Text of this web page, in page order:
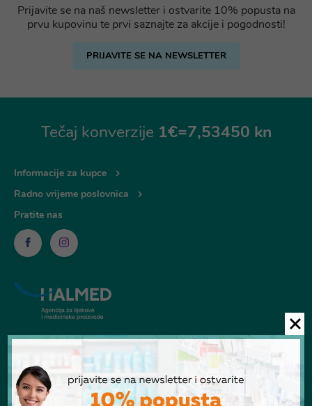
Prijavite se na naš newsletter i ostvarite 10% popusta na
prvu kupovinu te prvi saznajte za akcije i pogodnosti!
PRIJAVITE SE NA NEWSLETTER
Tečaj konverzije 1€=7,53450 kn
Informacije za kupce
Radno vrijeme poslovnica
Pratite nas
© Ljekarna Talan 2026